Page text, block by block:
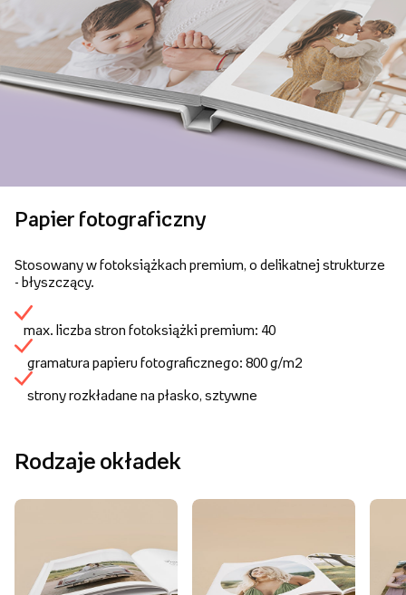
Papier fotograficzny
Stosowany w fotoksiążkach premium, o delikatnej strukturze
- błyszczący.
max. liczba stron fotoksiążki premium: 40
gramatura papieru fotograficznego: 800 g/m2
strony rozkładane na płasko, sztywne
Rodzaje okładek